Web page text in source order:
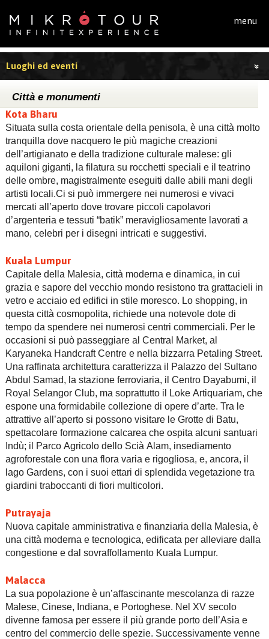
menu
Luoghi ed eventi
Città e monumenti
Kota Bharu
Situata sulla costa orientale della penisola, è una città molto
tranquilla dove nacquero le più magiche creazioni
dell’artigianato e della tradizione culturale malese: gli
aquiloni giganti, la filatura su rocchetti speciali e il teatrino
delle ombre, magistralmente eseguiti dalle abili mani degli
artisti locali.Ci si può immergere nei numerosi e vivaci
mercati all’aperto dove trovare piccoli capolavori
d’argenteria e tessuti “batik” meravigliosamente lavorati a
mano, celebri per i disegni intricati e suggestivi.
Kuala Lumpur
Capitale della Malesia, città moderna e dinamica, in cui
grazia e sapore del vecchio mondo resistono tra grattacieli in
vetro e acciaio ed edifici in stile moresco. Lo shopping, in
questa città cosmopolita, richiede una notevole dote di
tempo da spendere nei numerosi centri commerciali. Per le
occasioni si può passeggiare al Central Market, al
Karyaneka Handcraft Centre e nella bizzarra Petaling Street.
Una raffinata architettura caratterizza il Palazzo del Sultano
Abdul Samad, la stazione ferroviaria, il Centro Dayabumi, il
Royal Selangor Club, ma soprattutto il Loke Artiquariam, che
espone una formidabile collezione di opere d’arte. Tra le
attrattive all’aperto si possono visitare le Grotte di Batu,
spettacolare formazione calcarea che ospita alcuni santuari
Indù; il Parco Agricolo dello Scià Alam, insediamento
agroforestale con una flora varia e rigogliosa, e, ancora, il
lago Gardens, con i suoi ettari di splendida vegetazione tra
giardini traboccanti di fiori multicolori.
Putrayaja
Nuova capitale amministrativa e finanziaria della Malesia, è
una città moderna e tecnologica, edificata per alleviare dalla
congestione e dal sovraffollamento Kuala Lumpur.
Malacca
La sua popolazione è un’affascinante mescolanza di razze
Malese, Cinese, Indiana, e Portoghese. Nel XV secolo
divenne famosa per essere il più grande porto dell’Asia e
centro del commercio delle spezie. Successivamente venne